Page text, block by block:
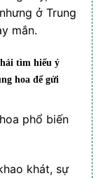
ở Trung
mắn.
tìm hiểu ý
hoa để gửi
phổ biến
khát, sự